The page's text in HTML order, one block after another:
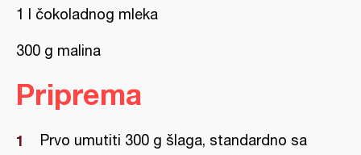
1 l čokoladnog mleka
300 g malina
Priprema
Prvo umutiti 300 g šlaga, standardno sa